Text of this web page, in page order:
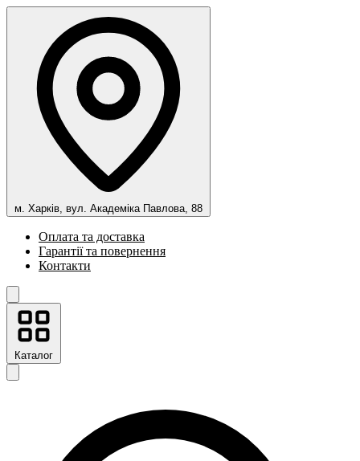
м. Харків, вул. Академіка Павлова, 88
Оплата та доставка
Гарантії та повернення
Контакти
Каталог